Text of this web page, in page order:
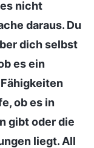
nicht
daraus. Du
dich selbst
es ein
ob es in
gibt oder die
liegt. All